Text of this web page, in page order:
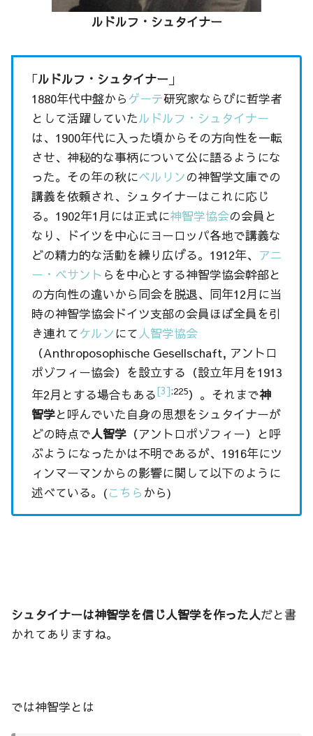
ルドルフ・シュタイナー
｢ルドルフ・シュタイナー」
1880年代中盤からゲーテ研究家ならびに哲学者
として活躍していたルドルフ・シュタイナー
は、1900年代に入った頃からその方向性を一転
させ、神秘的な事柄について公に語るようにな
った。その年の秋にベルリンの神智学文庫での
講義を依頼され、シュタイナーはこれに応じ
る。1902年1月には正式に神智学協会の会員と
なり、ドイツを中心にヨーロッパ各地で講義な
どの精力的な活動を繰り広げる。1912年、 アニ
ー・ベサント らを中心とする神智学協会幹部と
の方向性の違いから同会を脱退、同年12月に当
時の神智学協会ドイツ支部の会員ほぼ全員を引
き連れてケルンにて人智学協会
（Anthroposophische Gesellschaft, アントロ
ポゾフィー協会）を設立する（設立年月を1913
年2月とする場合もある[3]:225）。それまで神
智学と呼んでいた自身の思想をシュタイナーが
どの時点で人智学（アントロポゾフィー）と呼
ぶようになったかは不明であるが、1916年にツ
ィンマーマンからの影響に関して以下のように
述べている。(こちら から)
シュタイナーは神智学を信じ人智学を作った人だと書
かれてありますね。
では神智学とは